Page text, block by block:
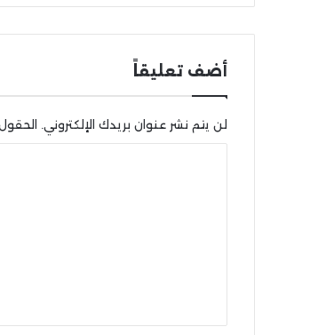
أضف تعليقاً
لن يتم نشر عنوان بريدك الإلكتروني.